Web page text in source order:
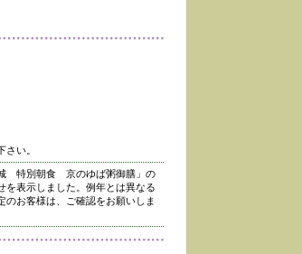
い。
特別朝食 京のゆば粥御膳」の
を表示しました。例年とは異なる
のお客様は、ご確認をお願いしま
、表示を削除しました。